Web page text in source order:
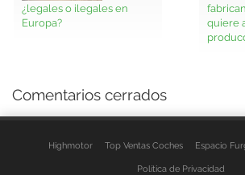
¿legales o ilegales en
Europa?
quiere
Comentarios cerrados
Highmotor Top Ventas Coches Espacio
Política de Privacidad